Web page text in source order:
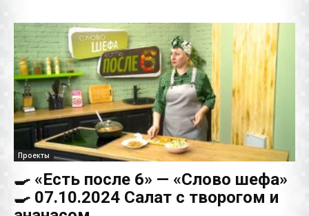
Проекты
🍳 «Есть после 6» — «Слово шефа»
🍳 07.10.2024 Салат с творогом и